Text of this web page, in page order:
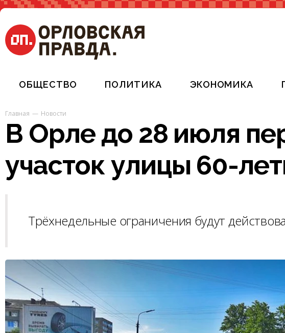
ОБЩЕСТВО ПОЛИТИКА ЭКОНОМИКА
Главная Новости
В Орле до 28 июля
участок улицы 60-
Трёхнедельные ограничения будут